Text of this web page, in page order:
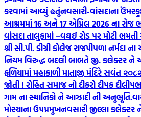
કરવામાં આવ્યું હતુંનવસારી-વાંસદાના
આશ્રમમાં 16 અને 17 એપ્રિલ 2026 ના રોજ
વાંસદા તાલુકામાં –વઘઈ રોડ પર મોટી
શ્રી સી.પી. ડીગ્રી કોલેજ રાજપીપળા
નિયમ વિરુદ્ધ બદલી બાબતે જી. કલેક્ટર
ફળિયામાં મહાકાળી માતાજી મંદિરે સવંત
જોતી ! રોહિત સમાજ નો દીકરો દીપક
ગામ ના સ્થાનિકો ને આઝાદી ની અનુભૂતિ.
મોરચાના ઉપપ્રમુખનવસારી જીલ્લા